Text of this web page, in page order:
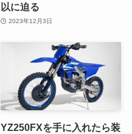
以に迫る
2023年12月3日
YZ250FXを手に入れたら装